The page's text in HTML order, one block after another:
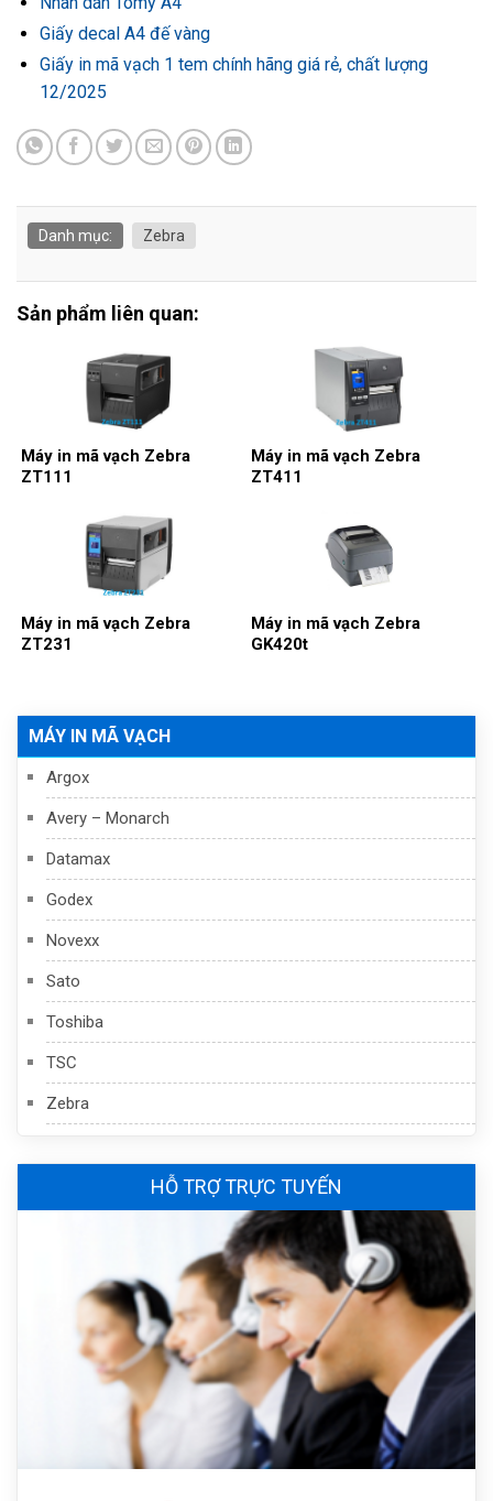
MÁY IN MÃ VẠCH
Argox
Avery – Monarch
Datamax
Godex
Novexx
Sato
Toshiba
TSC
Zebra
HỖ TRỢ TRỰC TUYẾN
Giấy decal A4 đế vàng
Giấy in mã vạch 1 tem chính hãng giá rẻ, chất lượng
12/2025
Danh mục: Zebra
Sản phẩm liên quan:
Máy in mã vạch Zebra
ZT111
Máy in mã vạch Zebra
ZT411
Máy in mã vạch Zebra
ZT231
Máy in mã vạch Zebra
GK420t